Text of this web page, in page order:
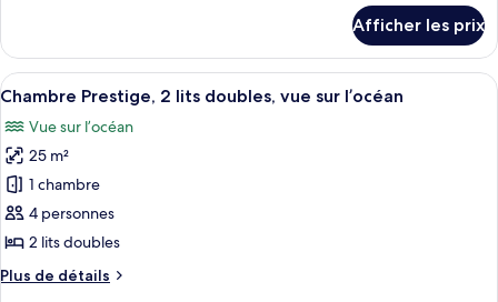
Chambre
Standard
Afficher les prix
Afficher
toutes
les
photos
pour
ce
type
chambre :
Une chambre d’hôtel avec deux
12
Chambre Prestige, 2 lits doubles, vue sur l’océan
Vue sur l’océan
25 m²
1 chambre
4 personnes
2 lits doubles
Plus de détails
Plus